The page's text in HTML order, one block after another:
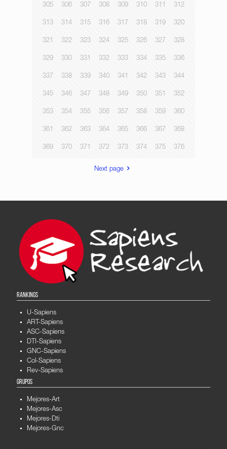
305 306 307 308 309 310 311 312
313 314 315 316 317 318 319 320
321 322 323 324 325 326 327 328
329 330 331 332 333 334 335 336
337 338 339 340 341 342 343 344
345 346 347 348 349 350 351 352
353 354 355 356 357 358 359 360
361 362 363 364 365 366 367 368
369 370 371 372 373 374 375 376
Next page
RANKINGS
U-Sapiens
ART-Sapiens
ASC-Sapiens
DTI-Sapiens
GNC-Sapiens
Col-Sapiens
Rev-Sapiens
GRUPOS
Mejores-Art
Mejores-Asc
Mejores-Dti
Mejores-Gnc